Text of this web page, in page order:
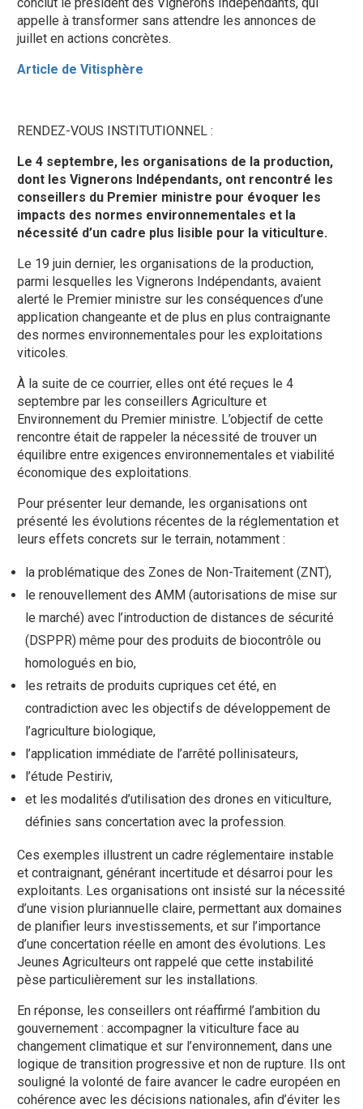
appelle à transformer sans attendre les annonces de
juillet en actions concrètes.
Article de Vitisphère
RENDEZ-VOUS INSTITUTIONNEL :
Le 4 septembre, les organisations de la production,
dont les Vignerons Indépendants, ont rencontré les
conseillers du Premier ministre pour évoquer les
impacts des normes environnementales et la
nécessité d’un cadre plus lisible pour la viticulture.
Le 19 juin dernier, les organisations de la production,
parmi lesquelles les Vignerons Indépendants, avaient
alerté le Premier ministre sur les conséquences d’une
application changeante et de plus en plus contraignante
des normes environnementales pour les exploitations
viticoles.
À la suite de ce courrier, elles ont été reçues le 4
septembre par les conseillers Agriculture et
Environnement du Premier ministre. L’objectif de cette
rencontre était de rappeler la nécessité de trouver un
équilibre entre exigences environnementales et viabilité
économique des exploitations.
Pour présenter leur demande, les organisations ont
présenté les évolutions récentes de la réglementation et
leurs effets concrets sur le terrain, notamment :
la problématique des Zones de Non-Traitement (ZNT),
le renouvellement des AMM (autorisations de mise sur
le marché) avec l’introduction de distances de sécurité
(DSPPR) même pour des produits de biocontrôle ou
homologués en bio,
les retraits de produits cupriques cet été, en
contradiction avec les objectifs de développement de
l’agriculture biologique,
l’application immédiate de l’arrêté pollinisateurs,
l’étude Pestiriv,
et les modalités d’utilisation des drones en viticulture,
définies sans concertation avec la profession.
Ces exemples illustrent un cadre réglementaire instable
et contraignant, générant incertitude et désarroi pour les
exploitants. Les organisations ont insisté sur la nécessité
d’une vision pluriannuelle claire, permettant aux domaines
de planifier leurs investissements, et sur l’importance
d’une concertation réelle en amont des évolutions. Les
Jeunes Agriculteurs ont rappelé que cette instabilité
pèse particulièrement sur les installations.
En réponse, les conseillers ont réaffirmé l’ambition du
gouvernement : accompagner la viticulture face au
changement climatique et sur l’environnement, dans une
logique de transition progressive et non de rupture. Ils ont
souligné la volonté de faire avancer le cadre européen en
cohérence avec les décisions nationales, afin d’éviter les